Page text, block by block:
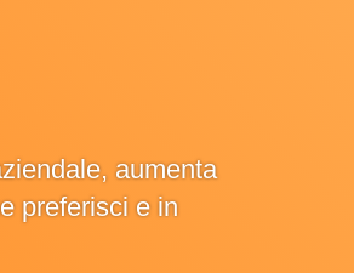
aumenta
preferisci e in